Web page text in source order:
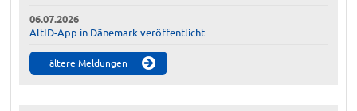
06.07.2026
AltID-App in Dänemark veröffentlicht
ältere Meldungen